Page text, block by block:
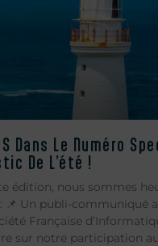
Dans Le Numéro
De L’été !
édition, nous sommes
📌 Un publi-communiqué
Française
sur notre participation